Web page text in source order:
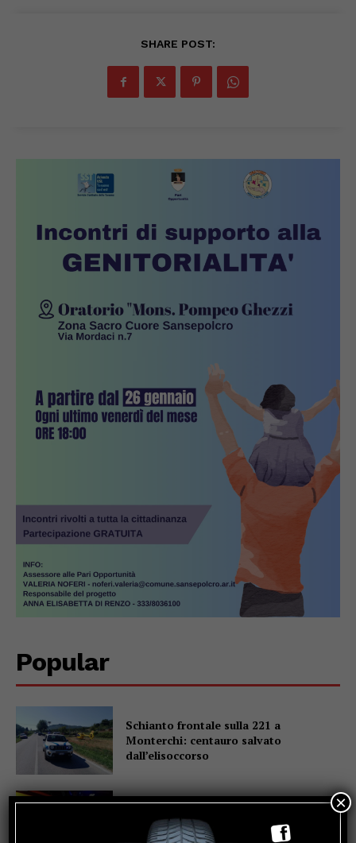
SHARE POST:
Popular
Schianto frontale sulla 221 a
Monterchi: centauro salvato
dall’elisoccorso
truffatori: con loro, in auto, il figlio di 7
anni
×